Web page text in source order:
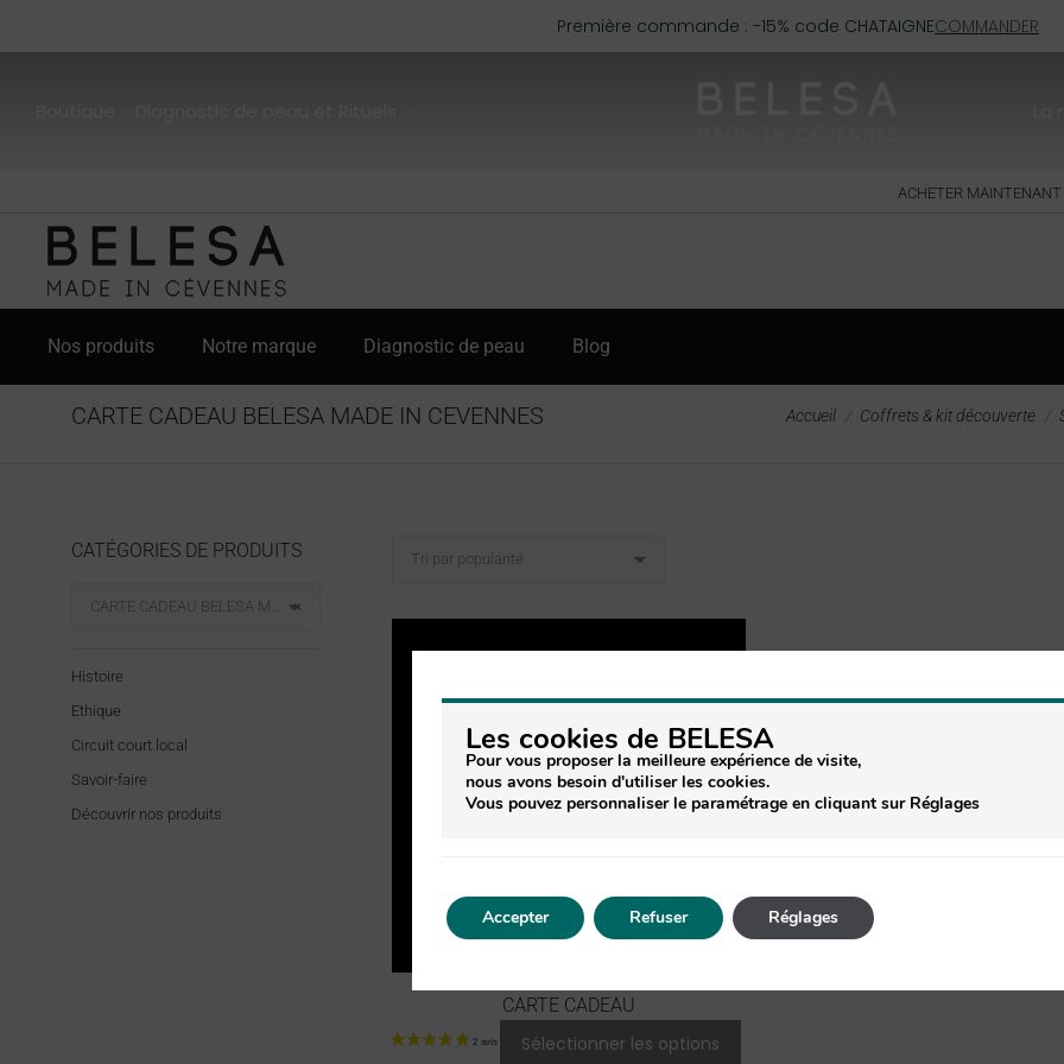
Première commande : -15% code CHATAIGNECOMMANDER
ACHETER MAINTENANT
Nos produits Notre marque Diagnostic de peau Blog
CARTE CADEAU BELESA MADE IN CEVENNES Vous êtes ici :
Accueil Coffrets & kit découverte
CARTE CADEAU
Sélectionner les options
CATÉGORIES DE PRODUITS
×
CARTE CADEAU BELESA MADE IN CEVENNES
Histoire
Ethique
Circuit court local
Savoir-faire
Découvrir nos produits
Les cookies de BELESA
Pour vous proposer la meilleure expérience de visite,
nous avons besoin d'utiliser les cookies.
Vous pouvez personnaliser le paramétrage en cliquant sur Réglages
Accepter Refuser Réglages